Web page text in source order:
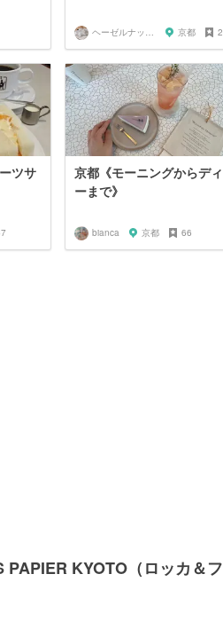
ヘーゼルナッツラテ 京都
ツサ
京都《モーニングからデ
ーまで》
bianca 京都 66
PAPIER KYOTO（ロッカ＆